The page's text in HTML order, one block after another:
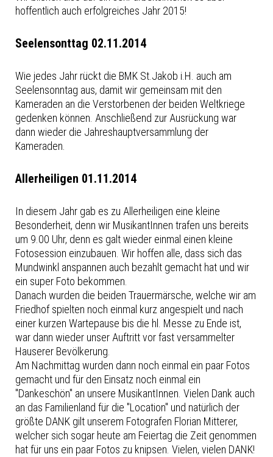
hoffentlich auch erfolgreiches Jahr 2015!
Seelensonttag 02.11.2014
Wie jedes Jahr rückt die BMK St.Jakob i.H. auch am
Seelensonntag aus, damit wir gemeinsam mit den
Kameraden an die Verstorbenen der beiden Weltkriege
gedenken können. Anschließend zur Ausrückung war
dann wieder die Jahreshauptversammlung der
Kameraden.
Allerheiligen 01.11.2014
In diesem Jahr gab es zu Allerheiligen eine kleine
Besonderheit, denn wir MusikantInnen trafen uns bereits
um 9.00 Uhr, denn es galt wieder einmal einen kleine
Fotosession einzubauen. Wir hoffen alle, dass sich das
Mundwinkl anspannen auch bezahlt gemacht hat und wir
ein super Foto bekommen.
Danach wurden die beiden Trauermärsche, welche wir am
Friedhof spielten noch einmal kurz angespielt und nach
einer kurzen Wartepause bis die hl. Messe zu Ende ist,
war dann wieder unser Auftritt vor fast versammelter
Hauserer Bevölkerung.
Am Nachmittag wurden dann noch einmal ein paar Fotos
gemacht und für den Einsatz noch einmal ein
"Dankeschön" an unsere MusikantInnen. Vielen Dank auch
an das Familienland für die "Location" und natürlich der
größte DANK gilt unserem Fotografen Florian Mitterer,
welcher sich sogar heute am Feiertag die Zeit genommen
hat für uns ein paar Fotos zu knipsen. Vielen, vielen DANK!